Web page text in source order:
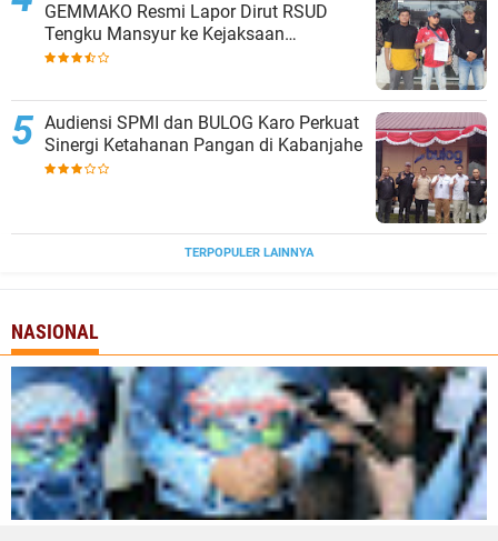
GEMMAKO Resmi Lapor Dirut RSUD
Tengku Mansyur ke Kejaksaan
Tanjungbalai
Audiensi SPMI dan BULOG Karo Perkuat
Sinergi Ketahanan Pangan di Kabanjahe
TERPOPULER LAINNYA
NASIONAL